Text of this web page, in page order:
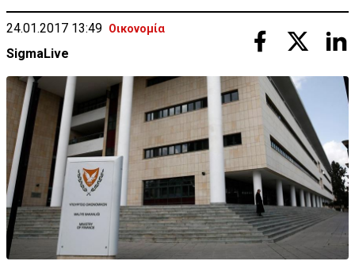
24.01.2017 13:49 Οικονομία
SigmaLive